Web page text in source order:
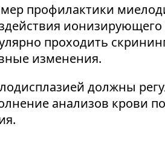
профилактики
ионизирующего
проходить
изменения.
должны
анализов крови